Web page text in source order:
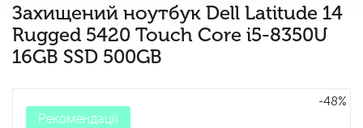
Захищений ноутбук Dell Latitude 14
Rugged 5420 Touch Core i5-8350U
16GB SSD 500GB
-48%
Рекомендації